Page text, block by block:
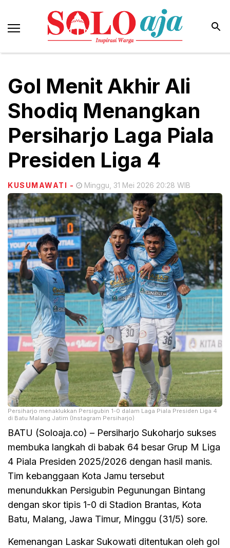
Gol Menit Akhir Ali
Shodiq Menangkan
Persiharjo Laga Piala
Presiden Liga 4
KUSUMAWATI - Minggu, 31 Mei 2026 20:28 WIB
Persiharjo menaklukkan Persigubin 1-0 dalam Laga Piala Presiden Liga 4
di Batu Malang Jatim (Instagram Persiharjo)
BATU (Soloaja.co) – Persiharjo Sukoharjo sukses
membuka langkah di babak 64 besar Grup M Liga
4 Piala Presiden 2025/2026 dengan hasil manis.
Tim kebanggaan Kota Jamu tersebut
menundukkan Persigubin Pegunungan Bintang
dengan skor tipis 1-0 di Stadion Brantas, Kota
Batu, Malang, Jawa Timur, Minggu (31/5) sore.
Kemenangan Laskar Sukowati ditentukan oleh gol